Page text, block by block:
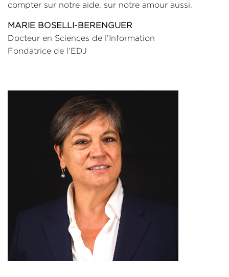
compter sur notre aide, sur notre amour aussi.
MARIE BOSELLI-BERENGUER
Docteur en Sciences de l’Information
Fondatrice de l’EDJ